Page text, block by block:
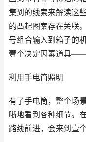
集到的线索来解读这
的凸起图案存在关联
号组合输入到箱子的
壹个决定因素道具——
利用手电筒照明
有了手电筒，整个场
晰地看到各种细节。
路线前进，会来到壹